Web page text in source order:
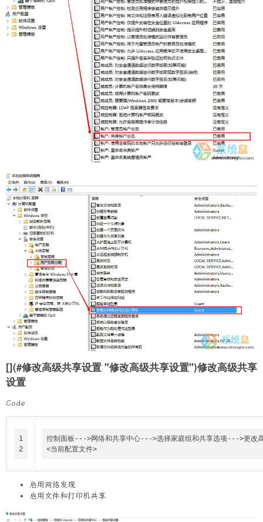
[](#修改高级共享设置 "修改高级共享设置")修改高级共享
设置
Code
1
2
控制面板--->网络和共享中心--->选择家庭组和共享选项--->更改
<当前配置文件>
启用网络发现
启用文件和打印机共享